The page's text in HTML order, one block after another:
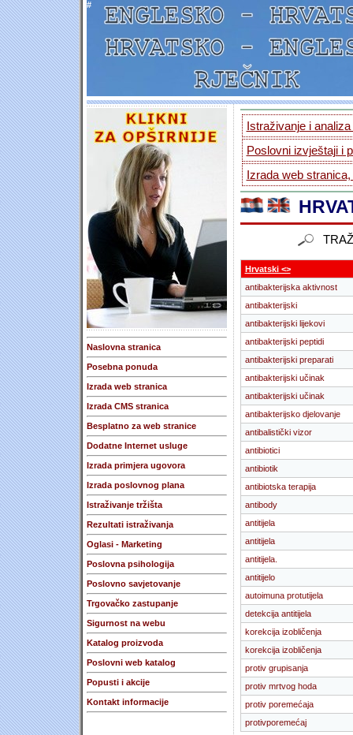
#
Naslovna stranica
Posebna ponuda
Izrada web stranica
Izrada CMS stranica
Besplatno za web stranice
Dodatne Internet usluge
Izrada primjera ugovora
Izrada poslovnog plana
Istraživanje tržišta
Rezultati istraživanja
Oglasi - Marketing
Poslovna psihologija
Poslovno savjetovanje
Trgovačko zastupanje
Sigurnost na webu
Katalog proizvoda
Poslovni web katalog
Popusti i akcije
Kontakt informacije
Istraživanje i
Poslovni izvještaji i
Izrada web
Hrvatski <>
antibakterijska aktivnost
antibakterijski
antibakterijski lijekovi
antibakterijski peptidi
antibakterijski preparati
antibakterijski učinak
antibakterijski učinak
antibakterijsko djelovanje
antibalistički vizor
antibiotici
antibiotik
antibiotska terapija
antibody
antitijela
antitijela
antitijela.
antitijelo
autoimuna protutijela
detekcija antitijela
korekcija izobličenja
korekcija izobličenja
protiv grupisanja
protiv mrtvog hoda
protiv poremećaja
protivporemećaj